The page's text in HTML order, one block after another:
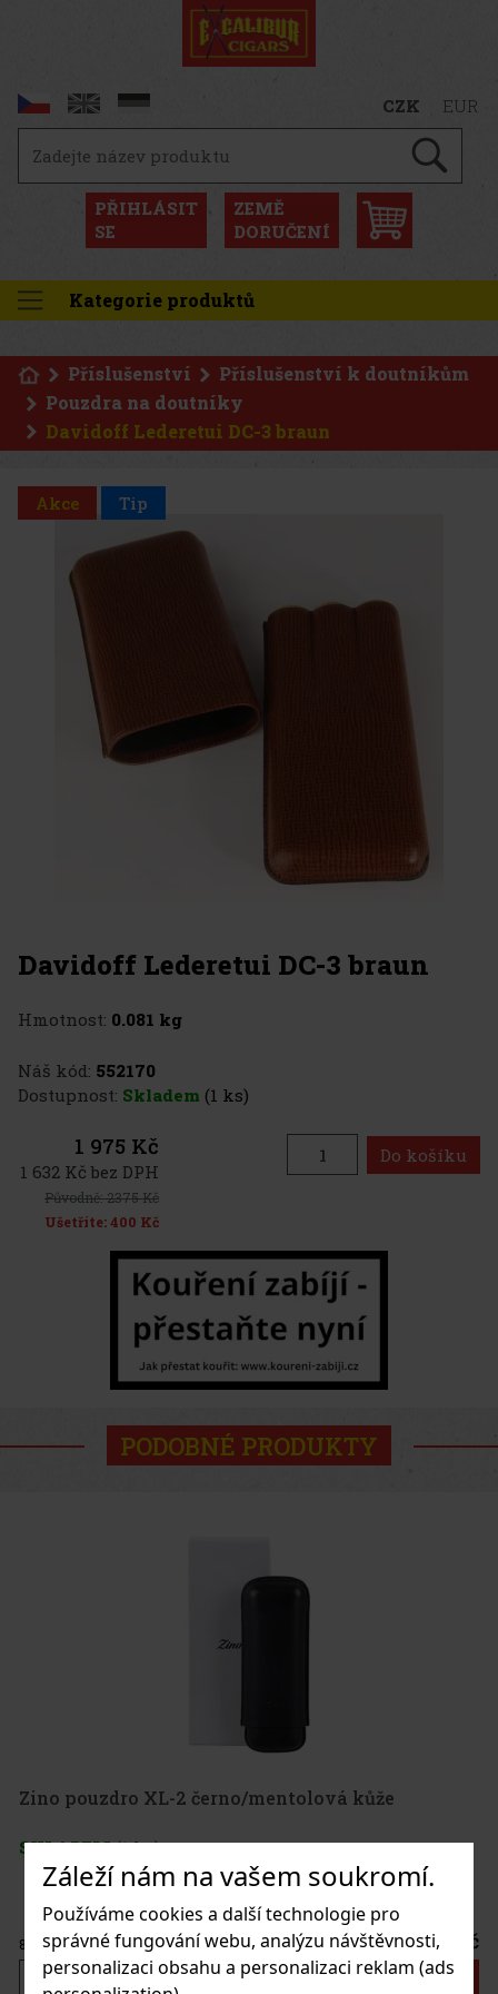
Záleží nám na vašem soukromí.
Používáme cookies a další technologie pro
správné fungování webu, analýzu návštěvnosti,
personalizaci obsahu a personalizaci reklam (ads
CZK EUR
PŘIHLÁSIT
SE
ZEMĚ
DORUČENÍ
Kategorie produktů
Příslušenství
Příslušenství k doutníkům
Pouzdra na doutníky
Davidoff Lederetui DC-3 braun
Davidoff Lederetui DC-3 braun
Hmotnost: 0.081 kg
Náš kód: 552170
Dostupnost: Skladem (1 ks)
1 975 Kč
1 632 Kč bez DPH
Původně:2375 Kč
Ušetříte:400 Kč
Do košíku
Akce Tip
PODOBNÉ PRODUKTY
Zino pouzdro XL-2 černo/mentolová kůže
SKLADEM(1 ks)
806 Kč bez DPH 975 Kč
Do košíku